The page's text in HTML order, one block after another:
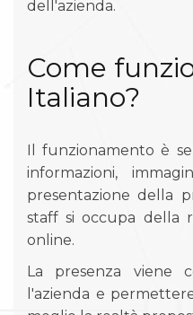
dell'azienda.
Come
Italiano?
Il funzionamento è
informazioni,
presentazione della
staff si occupa della
online.
La presenza viene
l'azienda e